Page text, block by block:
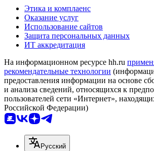
Этика и комплаенс
Оказание услуг
Использование сайтов
Защита персональных данных
ИТ аккредитация
На информационном ресурсе hh.ru
рекомендательные технологии
предоставления информации на основе
и анализа сведений, относящихся к
пользователей сети «Интернет»,
Российской Федерации)
Русский